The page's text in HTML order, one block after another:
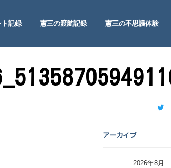
ト記録 憲三の渡航記録
憲三の不思議体験
アーカイブ
2026年8月